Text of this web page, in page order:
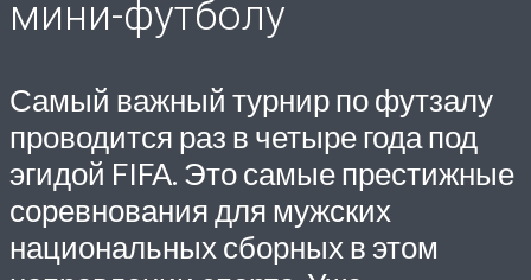
мини-футболу
Самый важный турнир по футзалу
проводится раз в четыре года под
эгидой FIFA. Это самые престижные
соревнования для мужских
национальных сборных в этом